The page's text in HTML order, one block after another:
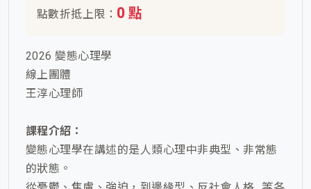
點數折抵上限： 0 點
2026 變態心理學
線上團體
王淳心理師
課程介紹：
變態心理學在講述的是人類心理中非典型、非常態
的狀態。